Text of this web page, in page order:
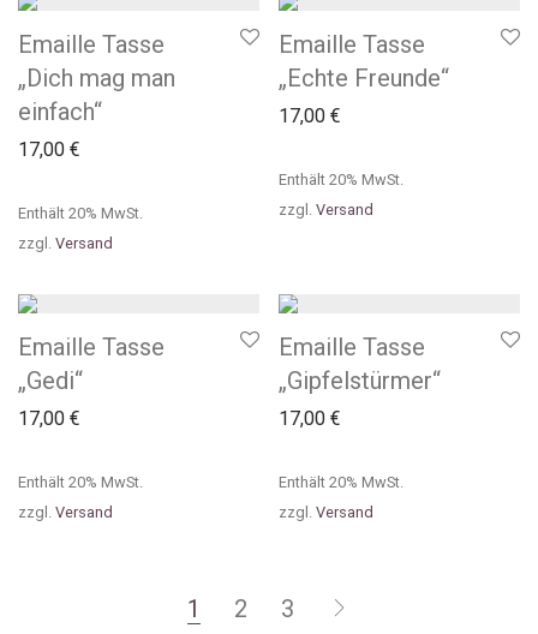
Emaille Tasse
„Dich mag man
einfach“
17,00 €
Enthält 20% MwSt.
zzgl. Versand
Emaille Tasse
„Echte Freunde“
17,00 €
Enthält 20% MwSt.
zzgl. Versand
Emaille Tasse
„Gedi“
17,00 €
Enthält 20% MwSt.
zzgl. Versand
Emaille Tasse
„Gipfelstürmer“
17,00 €
Enthält 20% MwSt.
zzgl. Versand
1 2 3